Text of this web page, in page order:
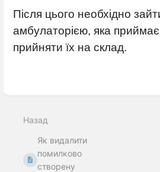
Після цього необхідно
амбулаторією, яка приймає
прийняти їх на склад.
розділу
Назад
Як видалити
помилково
створену